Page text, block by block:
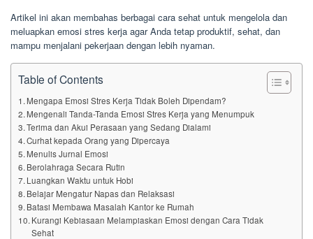
Artikel ini akan membahas berbagai cara sehat untuk mengelola dan
meluapkan emosi stres kerja agar Anda tetap produktif, sehat, dan
mampu menjalani pekerjaan dengan lebih nyaman.
Table of Contents
Mengapa Emosi Stres Kerja Tidak Boleh Dipendam?
Mengenali Tanda-Tanda Emosi Stres Kerja yang Menumpuk
Terima dan Akui Perasaan yang Sedang Dialami
Curhat kepada Orang yang Dipercaya
Menulis Jurnal Emosi
Berolahraga Secara Rutin
Luangkan Waktu untuk Hobi
Belajar Mengatur Napas dan Relaksasi
Batasi Membawa Masalah Kantor ke Rumah
Kurangi Kebiasaan Melampiaskan Emosi dengan Cara Tidak
Sehat